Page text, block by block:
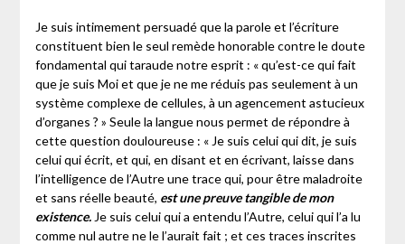
Je suis intimement persuadé que la parole et l’écriture
constituent bien le seul remède honorable contre le doute
fondamental qui taraude notre esprit : « qu’est-ce qui fait
que je suis Moi et que je ne me réduis pas seulement à un
système complexe de cellules, à un agencement astucieux
d’organes ? » Seule la langue nous permet de répondre à
cette question douloureuse : « Je suis celui qui dit, je suis
celui qui écrit, et qui, en disant et en écrivant, laisse dans
l’intelligence de l’Autre une trace qui, pour être maladroite
et sans réelle beauté, est une preuve tangible de mon
existence.Je suis celui qui a entendu l’Autre, celui qui l’a lu
comme nul autre ne le l’aurait fait ; et ces traces inscrites